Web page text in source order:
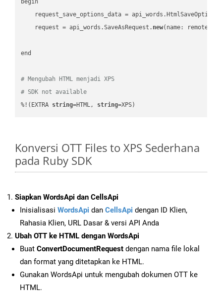
begin
request_save_options_data =
    request = api_words.SaveAsRequest.
new(name:
end
# Mengubah HTML menjadi XPS
# SDK not available
%!(EXTRA string=HTML, string=XPS)
Konversi OTT Files to XPS Sederhana
pada Ruby SDK
Siapkan WordsApi dan CellsApi
Inisialisasi WordsApi dan CellsApi dengan ID Klien,
Rahasia Klien, URL Dasar & versi API Anda
Ubah OTT ke HTML dengan WordsApi
Buat ConvertDocumentRequest dengan nama file lokal
dan format yang ditetapkan ke HTML.
Gunakan WordsApi untuk mengubah dokumen OTT ke
HTML.